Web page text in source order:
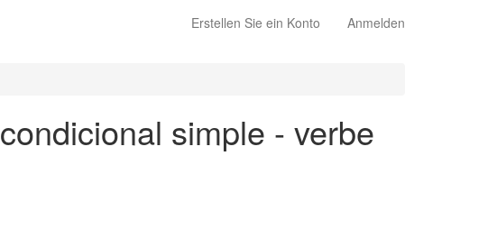
Erstellen Sie ein Konto Anmelden
simple - verbe